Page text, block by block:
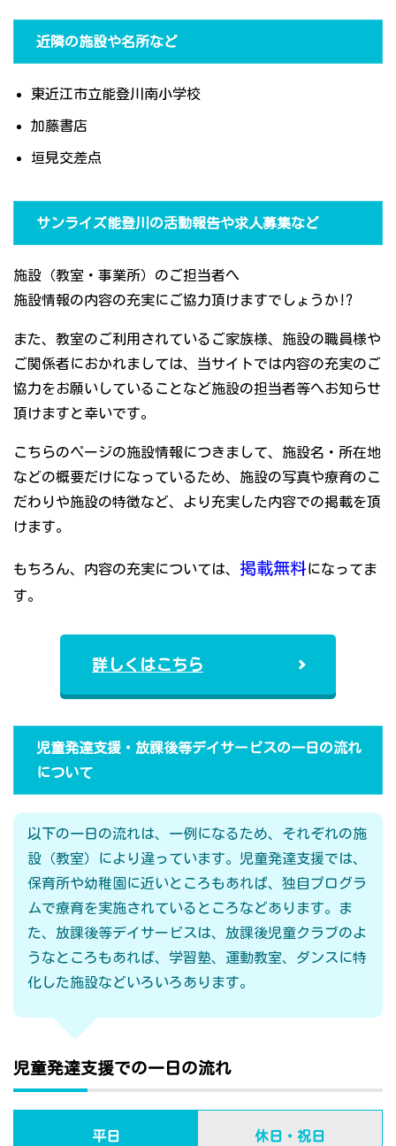
近隣の施設や名所など
東近江市立能登川南小学校
加藤書店
垣見交差点
サンライズ能登川の活動報告や求人募集など
施設（教室・事業所）のご担当者へ
施設情報の内容の充実にご協力頂けますでしょうか!?
また、教室のご利用されているご家族様、施設の職員様や
ご関係者におかれましては、当サイトでは内容の充実のご
協力をお願いしていることなど施設の担当者等へお知らせ
頂けますと幸いです。
こちらのページの施設情報につきまして、施設名・所在地
などの概要だけになっているため、施設の写真や療育のこ
だわりや施設の特徴など、より充実した内容での掲載を頂
けます。
もちろん、内容の充実については、 掲載無料になってま
す。
詳しくはこちら
児童発達支援・放課後等デイサービスの一日の流れ
について
以下の一日の流れは、一例になるため、それぞれの施
設（教室）により違っています。児童発達支援では、
保育所や幼稚園に近いところもあれば、独自プログラ
ムで療育を実施されているところなどあります。ま
た、放課後等デイサービスは、放課後児童クラブのよ
うなところもあれば、学習塾、運動教室、ダンスに特
化した施設などいろいろあります。
児童発達支援での一日の流れ
平日 休日・祝日